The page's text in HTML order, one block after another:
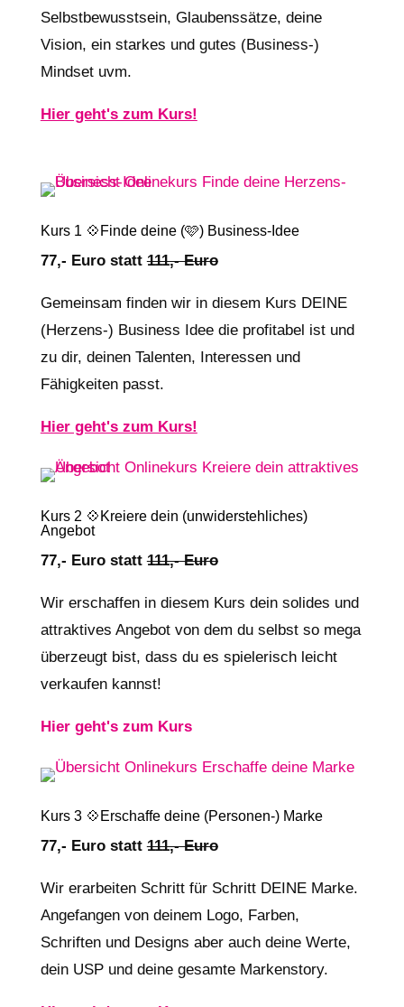
Selbstbewusstsein, Glaubenssätze, deine
Vision, ein starkes und gutes (Business-)
Mindset uvm.
Hier geht's zum Kurs!
Kurs 1 💠Finde deine (🩷) Business-Idee
77,- Euro statt111,- Euro
Gemeinsam finden wir in diesem Kurs DEINE
(Herzens-) Business Idee die profitabel ist und
zu dir, deinen Talenten, Interessen und
Fähigkeiten passt.
Hier geht's zum Kurs!
Kurs 2 💠Kreiere dein (unwiderstehliches)
Angebot
77,- Euro statt111,- Euro
Wir erschaffen in diesem Kurs dein solides und
attraktives Angebot von dem du selbst so mega
überzeugt bist, dass du es spielerisch leicht
verkaufen kannst!
Hier geht's zum Kurs
Kurs 3 💠Erschaffe deine (Personen-) Marke
77,- Euro statt111,- Euro
Wir erarbeiten Schritt für Schritt DEINE Marke.
Angefangen von deinem Logo, Farben,
Schriften und Designs aber auch deine Werte,
dein USP und deine gesamte Markenstory.